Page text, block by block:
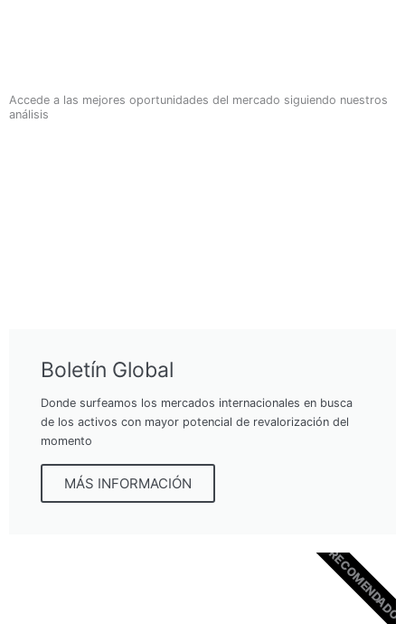
Accede a las mejores oportunidades del mercado siguiendo nuestros
análisis
Boletín Global
Donde surfeamos los mercados internacionales en busca
de los activos con mayor potencial de revalorización del
momento
MÁS INFORMACIÓN
RECOMENDADO